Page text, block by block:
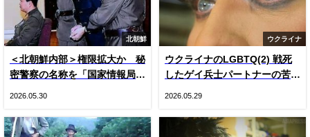
北朝鮮
＜北朝鮮内部＞権限拡大か 秘
密警察の名称を「国家情報局」
2026.05.30
ウクライナ
ウクライナのLGBTQ(2) 戦死
したゲイ兵士パートナーの苦
2026.05.29